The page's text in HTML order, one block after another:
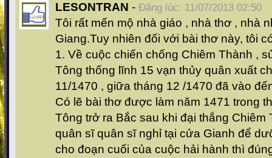
LESONTRAN - Đăng lúc: 11/07/2013 02:50
Tôi rất mến mộ nhà giáo , nhà thơ , nhà
Giang.Tuy nhiên đối với bài thơ này, tôi
1. Về cuộc chiến chống Chiêm Thành ,
Tông thống lĩnh 15 vạn thủy quân xuất
11/1470 , giữa tháng 12 /1470 đã vào
Có lẽ bài thơ được làm năm 1471 trong
Tông trở ra Bắc sau khi đại thắng Chiêm
quân sĩ quân sĩ nghỉ tại cửa Gianh để
cho đoạn cuối của cuộc hải hành thì